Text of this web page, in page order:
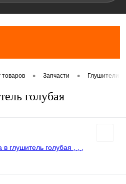
товаров • Запчасти • Глушители
голубая